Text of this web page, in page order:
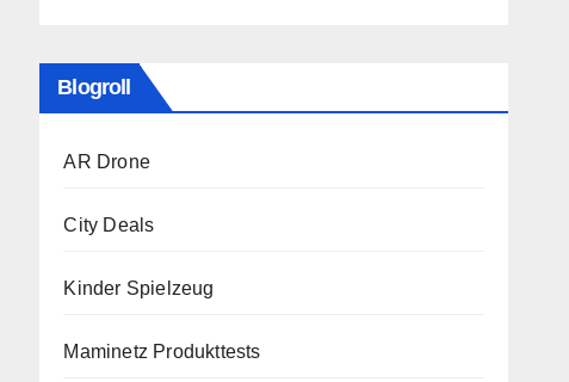
Blogroll
AR Drone
City Deals
Kinder Spielzeug
Maminetz Produkttests